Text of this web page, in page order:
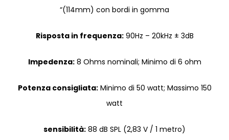
“(114mm) con bordi in gomma
Risposta in frequenza:90Hz – 20kHz ± 3dB
Impedenza:8 Ohms nominali; Minimo di 6 ohm
Potenza consigliata:Minimo di 50 watt; Massimo 150
watt
sensibilità: 88 dB SPL (2,83 V / 1 metro)